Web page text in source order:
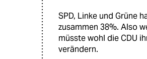
SPD, Linke und Grüne
zusammen 38%. Also
müsste wohl die CDU
verändern.